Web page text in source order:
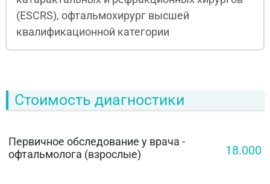
(ESCRS), офтальмохирург высшей
квалификационной категории
Стоимость диагностики
Первичное обследование у врача -
офтальмолога (взрослые)
18.000